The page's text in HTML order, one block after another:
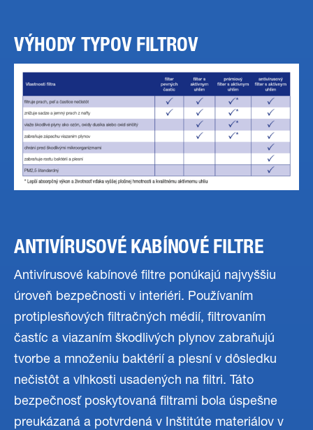
VÝHODY TYPOV FILTROV
ANTIVÍRUSOVÉ KABÍNOVÉ FILTRE
Antivírusové kabínové filtre ponúkajú najvyššiu
úroveň bezpečnosti v interiéri. Používaním
protiplesňových filtračných médií, filtrovaním
častíc a viazaním škodlivých plynov zabraňujú
tvorbe a množeniu baktérií a plesní v dôsledku
nečistôt a vlhkosti usadených na filtri. Táto
bezpečnosť poskytovaná filtrami bola úspešne
preukázaná a potvrdená v Inštitúte materiálov v